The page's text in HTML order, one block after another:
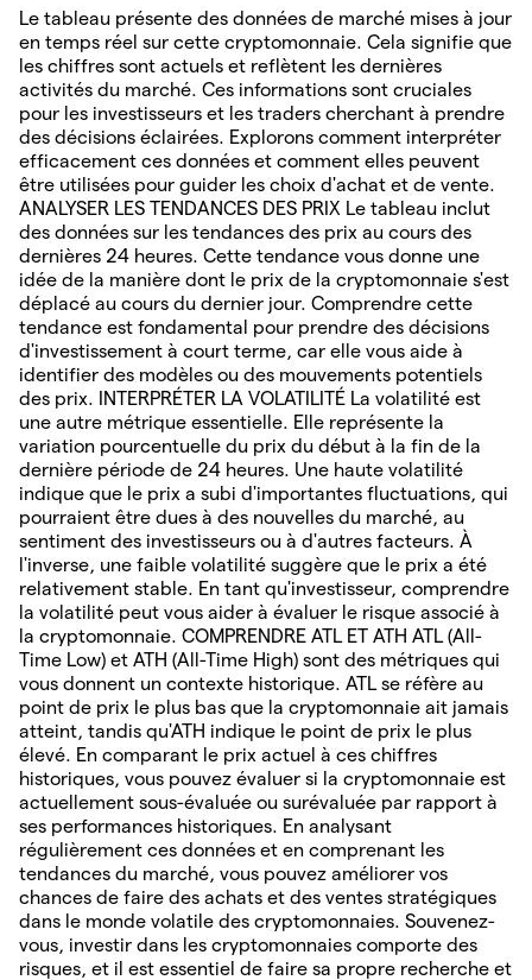
Le tableau présente des données de marché mises à jour
en temps réel sur cette cryptomonnaie. Cela signifie que
les chiffres sont actuels et reflètent les dernières
activités du marché. Ces informations sont cruciales
pour les investisseurs et les traders cherchant à prendre
des décisions éclairées. Explorons comment interpréter
efficacement ces données et comment elles peuvent
être utilisées pour guider les choix d'achat et de vente.
ANALYSER LES TENDANCES DES PRIX Le tableau inclut
des données sur les tendances des prix au cours des
dernières 24 heures. Cette tendance vous donne une
idée de la manière dont le prix de la cryptomonnaie s'est
déplacé au cours du dernier jour. Comprendre cette
tendance est fondamental pour prendre des décisions
d'investissement à court terme, car elle vous aide à
identifier des modèles ou des mouvements potentiels
des prix. INTERPRÉTER LA VOLATILITÉ La volatilité est
une autre métrique essentielle. Elle représente la
variation pourcentuelle du prix du début à la fin de la
dernière période de 24 heures. Une haute volatilité
indique que le prix a subi d'importantes fluctuations, qui
pourraient être dues à des nouvelles du marché, au
sentiment des investisseurs ou à d'autres facteurs. À
l'inverse, une faible volatilité suggère que le prix a été
relativement stable. En tant qu'investisseur, comprendre
la volatilité peut vous aider à évaluer le risque associé à
la cryptomonnaie. COMPRENDRE ATL ET ATH ATL (All-
Time Low) et ATH (All-Time High) sont des métriques qui
vous donnent un contexte historique. ATL se réfère au
point de prix le plus bas que la cryptomonnaie ait jamais
atteint, tandis qu'ATH indique le point de prix le plus
élevé. En comparant le prix actuel à ces chiffres
historiques, vous pouvez évaluer si la cryptomonnaie est
actuellement sous-évaluée ou surévaluée par rapport à
ses performances historiques. En analysant
régulièrement ces données et en comprenant les
tendances du marché, vous pouvez améliorer vos
chances de faire des achats et des ventes stratégiques
dans le monde volatile des cryptomonnaies. Souvenez-
vous, investir dans les cryptomonnaies comporte des
risques, et il est essentiel de faire sa propre recherche et